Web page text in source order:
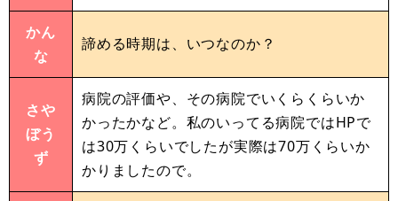
かん
な
諦める時期は、いつなのか？
さや
ぼう
ず
病院の評価や、その病院でいくらくらいか
かったかなど。私のいってる病院ではHPで
は30万くらいでしたが実際は70万くらいか
かりましたので。